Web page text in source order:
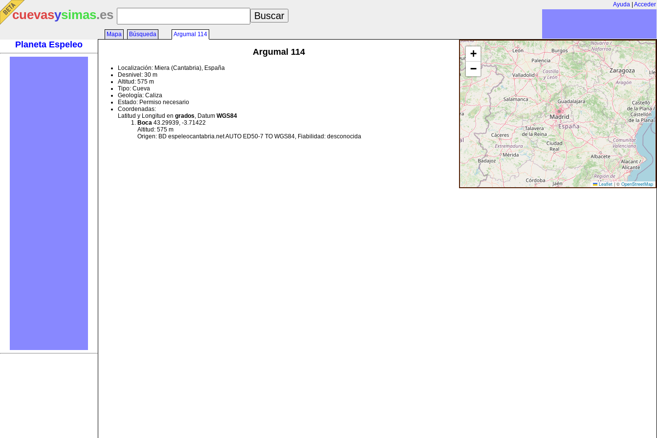
Ayuda Acceder
cuevasysimas.es
Planeta Espeleo
Mapa Búsqueda Argumal 114
+
−
Leaflet | © OpenStreetMap
Argumal 114
Localización: Miera (Cantabria), España
Desnivel: 30 m
Altitud: 575 m
Tipo: Cueva
Geología: Caliza
Estado: Permiso necesario
Coordenadas:
Latitud y Longitud en grados, Datum WGS84
Boca 43.29939, -3.71422
Altitud: 575 m
Origen: BD espeleocantabria.net AUTO ED50-7 TO WGS84, Fiabilidad: desconocida